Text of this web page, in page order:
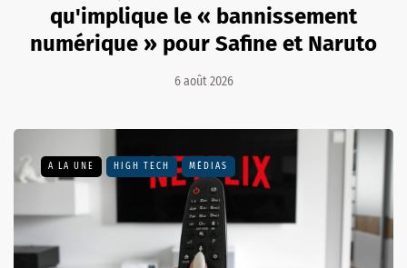
qu'implique le « bannissement
numérique » pour Safine et Naruto
6 août 2026
A LA UNE HIGH TECH MÉDIAS